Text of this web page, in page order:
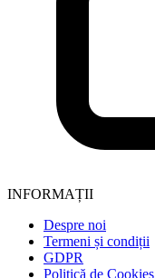
INFORMAȚII
Despre noi
Termeni și condiții
GDPR
Politică de Cookies